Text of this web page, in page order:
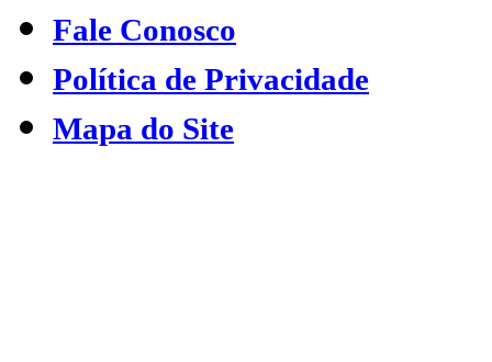
Fale Conosco
Política de Privacidade
Mapa do Site